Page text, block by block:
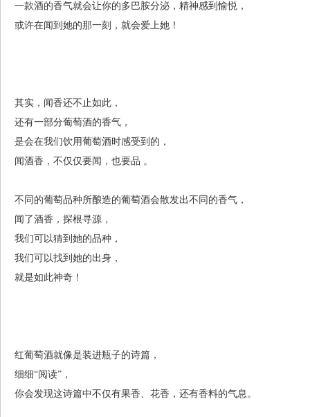
一款酒的香气就会让你的多巴胺分泌，精神感到愉悦，
或许在闻到她的那一刻，就会爱上她！
其实，闻香还不止如此，
还有一部分葡萄酒的香气，
是会在我们饮用葡萄酒时感受到的，
闻酒香，不仅仅要闻，也要品 。
不同的葡萄品种所酿造的葡萄酒会散发出不同的香气，
闻了酒香，探根寻源，
我们可以猜到她的品种，
我们可以找到她的出身，
就是如此神奇！
红葡萄酒就像是装进瓶子的诗篇，
细细“阅读”，
你会发现这诗篇中不仅有果香、花香，还有香料的气息。